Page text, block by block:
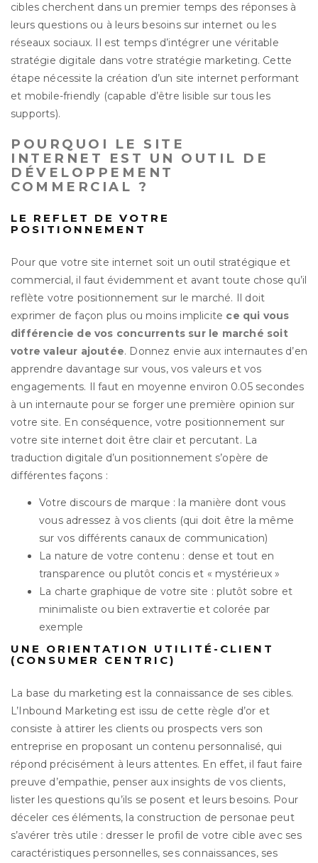
cibles cherchent dans un premier temps des réponses à
leurs questions ou à leurs besoins sur internet ou les
réseaux sociaux. Il est temps d’intégrer une véritable
stratégie digitale dans votre stratégie marketing. Cette
étape nécessite la création d’un site internet performant
et mobile-friendly (capable d’être lisible sur tous les
supports).
POURQUOI LE SITE
INTERNET EST UN OUTIL DE
DÉVELOPPEMENT
COMMERCIAL ?
LE REFLET DE VOTRE
POSITIONNEMENT
Pour que votre site internet soit un outil stratégique et
commercial, il faut évidemment et avant toute chose qu’il
reflète votre positionnement sur le marché. Il doit
exprimer de façon plus ou moins implicite ce qui vous
différencie de vos concurrents sur le marché soit
votre valeur ajoutée. Donnez envie aux internautes d’en
apprendre davantage sur vous, vos valeurs et vos
engagements. Il faut en moyenne environ 0.05 secondes
à un internaute pour se forger une première opinion sur
votre site. En conséquence, votre positionnement sur
votre site internet doit être clair et percutant. La
traduction digitale d’un positionnement s’opère de
différentes façons :
Votre discours de marque : la manière dont vous
vous adressez à vos clients (qui doit être la même
sur vos différents canaux de communication)
La nature de votre contenu : dense et tout en
transparence ou plutôt concis et « mystérieux »
La charte graphique de votre site : plutôt sobre et
minimaliste ou bien extravertie et colorée par
exemple
UNE ORIENTATION UTILITÉ-CLIENT
(CONSUMER CENTRIC)
La base du marketing est la connaissance de ses cibles.
L’Inbound Marketing est issu de cette règle d’or et
consiste à attirer les clients ou prospects vers son
entreprise en proposant un contenu personnalisé, qui
répond précisément à leurs attentes. En effet, il faut faire
preuve d’empathie, penser aux insights de vos clients,
lister les questions qu’ils se posent et leurs besoins. Pour
déceler ces éléments, la construction de personae peut
s’avérer très utile : dresser le profil de votre cible avec ses
caractéristiques personnelles, ses connaissances, ses